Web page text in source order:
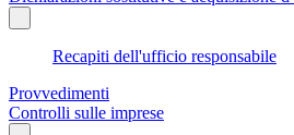
Recapiti dell'ufficio responsabile
Provvedimenti
Controlli sulle imprese